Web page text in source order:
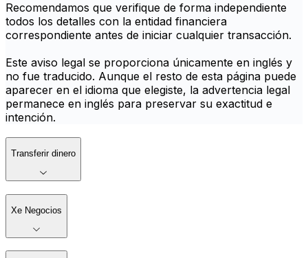
Recomendamos que verifique de forma independiente
todos los detalles con la entidad financiera
correspondiente antes de iniciar cualquier transacción.
Este aviso legal se proporciona únicamente en inglés y
no fue traducido. Aunque el resto de esta página puede
aparecer en el idioma que elegiste, la advertencia legal
permanece en inglés para preservar su exactitud e
intención.
Transferir dinero
Xe Negocios